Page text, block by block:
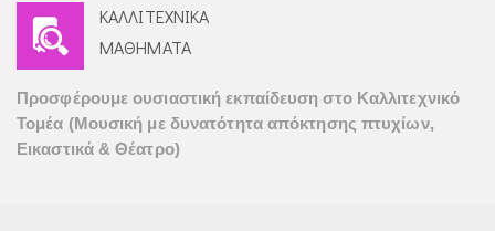
ΚΑΛΛΙΤΕΧΝΙΚΑ
ΜΑΘΗΜΑΤΑ
Προσφέρουμε ουσιαστική εκπαίδευση στο Καλλιτεχνικό
Τομέα (Μουσική με δυνατότητα απόκτησης πτυχίων,
Εικαστικά & Θέατρο)